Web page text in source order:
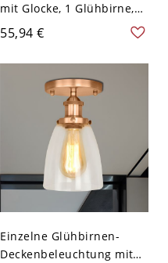
mit Glocke, 1 Glühbirne,
klarem Glas und Kupfer
für das Wohnzimmer
55,94 €
Einzelne Glühbirnen-
Deckenbeleuchtung mit